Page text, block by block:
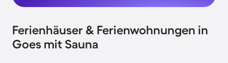
Ferienhäuser & Ferienwohnungen in
Goes mit Sauna